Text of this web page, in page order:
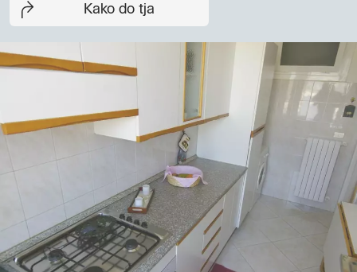
Kako do tja